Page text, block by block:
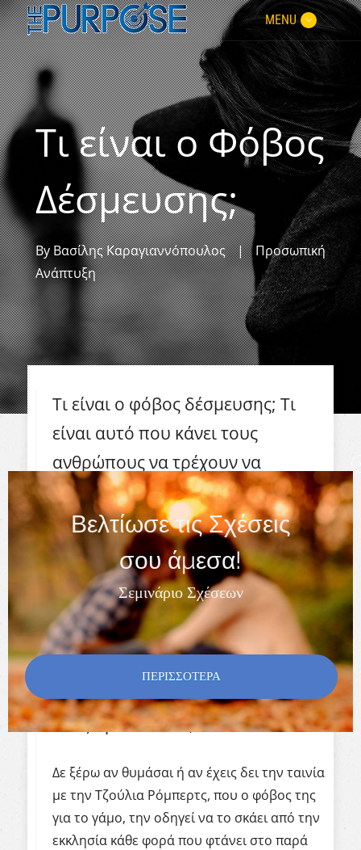
MENU
Τι είναι ο Φόβος
Δέσμευσης;
ByΒασίλης Καραγιαννόπουλος |
Προσωπική
Ανάπτυξη
Τι είναι ο φόβος δέσμευσης; Τι
είναι αυτό που κάνει τους
ανθρώπους να τρέχουν να
σωθούν όταν τα πράγματα
σοβαρεύουν; Έχεις αναρωτηθεί
ποτέ τί είναι αυτό που τους κάνει
να απομακρύνονται από μία
σχέση, όταν βλέπουν ότι
μπορούν να ελέγξουν την
τα συναισθήματα τους, μπορεί να
τους προδώσουν;
Δε ξέρω αν θυμάσαι ή αν έχεις δει την ταινία
με την Τζούλια Ρόμπερτς, που ο φόβος της
για το γάμο, την οδηγεί να το σκάει από την
εκκλησία κάθε φορά που φτάνει στο παρά
Βελτίωσε τις Σχέσεις
σου άμεσα!
Σεμινάριο Σχέσεων
ΠΕΡΙΣΣΟΤΕΡΑ